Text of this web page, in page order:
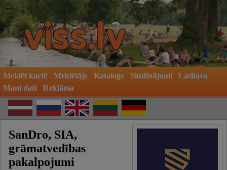
Meklēt kartē Meklētājs Katalogs Sludinājumi
Lasītava
Mani dati
Reklāma
SanDro, SIA,
grāmatvedības
pakalpojumi